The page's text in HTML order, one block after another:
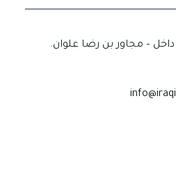
داخل – مجاور بن رضا علوان.